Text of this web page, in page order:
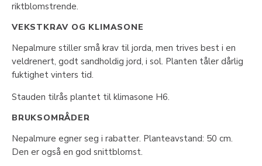
riktblomstrende.
VEKSTKRAV OG KLIMASONE
Nepalmure stiller små krav til jorda, men trives best i en
veldrenert, godt sandholdig jord, i sol. Planten tåler dårlig
fuktighet vinters tid.
Stauden tilrås plantet til klimasone H6.
BRUKSOMRÅDER
Nepalmure egner seg i rabatter. Planteavstand: 50 cm.
Den er også en god snittblomst.